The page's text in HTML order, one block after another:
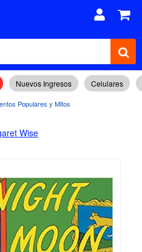
Nuevos Ingresos Celulares
Populares y Mitos
Wise